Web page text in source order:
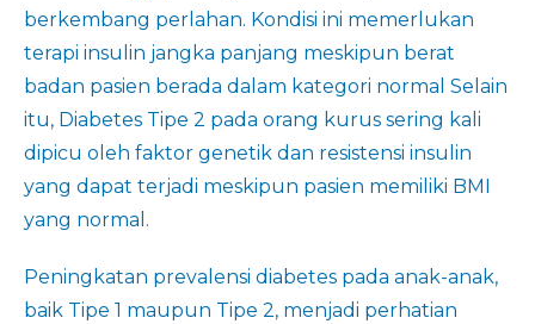
berkembang perlahan. Kondisi ini memerlukan
terapi insulin jangka panjang meskipun berat
badan pasien berada dalam kategori normal Selain
itu, Diabetes Tipe 2 pada orang kurus sering kali
dipicu oleh faktor genetik dan resistensi insulin
yang dapat terjadi meskipun pasien memiliki BMI
yang normal.
Peningkatan prevalensi diabetes pada anak-anak,
baik Tipe 1 maupun Tipe 2, menjadi perhatian